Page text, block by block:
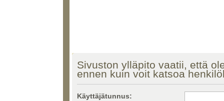
Sivuston ylläpito vaatii, että
ennen kuin voit katsoa
Käyttäjätunnus: